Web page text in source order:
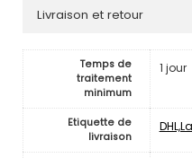
Livraison et retour
Temps de
traitement
minimum
1 jour
Etiquette de
livraison